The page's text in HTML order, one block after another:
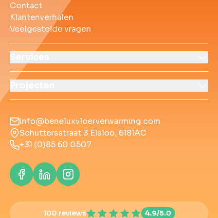
Contact
Klantenverhalen
Veelgestelde vragen
info@beneluxvloerverwarming.com
Schuttersstraat 3 Elsloo, 6181AC
+31 (0)85 60 0507
100 reviews 4.9/5.0